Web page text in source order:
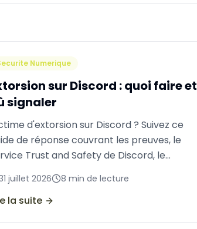
Numerique
sur Discord : quoi faire et
signaler
d'extorsion sur Discord ? Suivez ce
de réponse couvrant les preuves, le
Trust and Safety de Discord, le
inter-serveurs et la suppression
contenu.
juillet 2026 8 min de lecture
la suite